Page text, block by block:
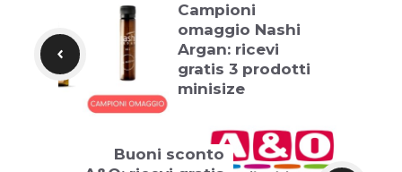
Campioni
omaggio Nashi
Argan: ricevi
gratis 3 prodotti
minisize
Buoni sconto